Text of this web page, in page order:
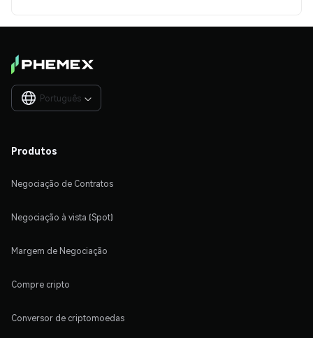
Português 
Produtos
Negociação de Contratos
Negociação à vista (Spot)
Margem de Negociação
Compre cripto
Conversor de criptomoedas